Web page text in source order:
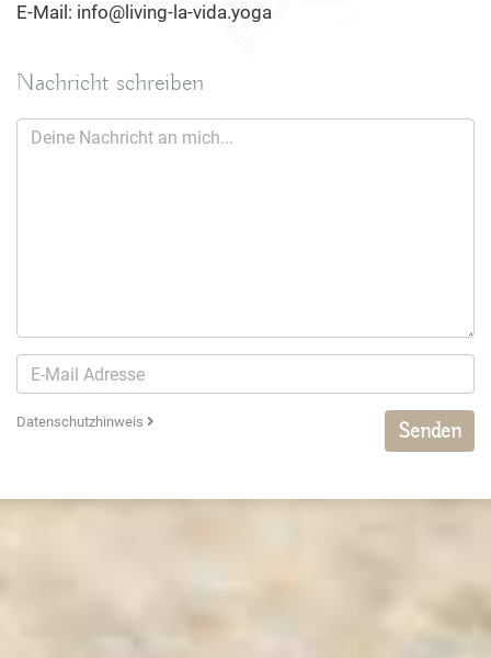
E-Mail: info@living-la-vida.yoga
Nachricht schreiben
Datenschutzhinweis Senden